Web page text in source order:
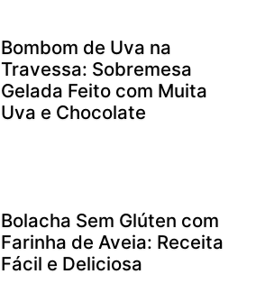
Bombom de Uva na
Travessa: Sobremesa
Gelada Feito com Muita
Uva e Chocolate
Bolacha Sem Glúten com
Farinha de Aveia: Receita
Fácil e Deliciosa